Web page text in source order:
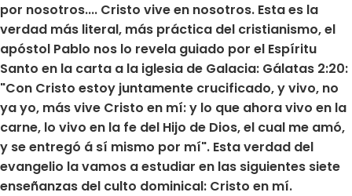
por nosotros.... Cristo vive en nosotros. Esta es la
verdad más literal, más práctica del cristianismo, el
apóstol Pablo nos lo revela guiado por el Espíritu
Santo en la carta a la iglesia de Galacia: Gálatas 2:20:
"Con Cristo estoy juntamente crucificado, y vivo, no
ya yo, más vive Cristo en mí: y lo que ahora vivo en la
carne, lo vivo en la fe del Hijo de Dios, el cual me amó,
y se entregó á sí mismo por mí". Esta verdad del
evangelio la vamos a estudiar en las siguientes siete
enseñanzas del culto dominical: Cristo en mí.